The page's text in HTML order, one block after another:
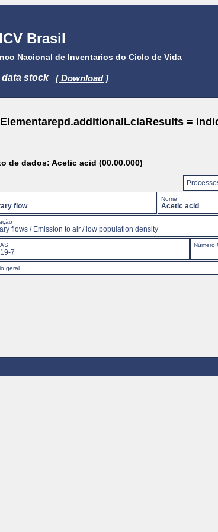
Brasil
Nacional de Inventarios do Ciclo de Vida
data stock [ Download ]
=
de dados: Acetic acid (00.00.000)
flow
Nome
Acetic acid
flows / Emission to air / low population density
7
Número
geral